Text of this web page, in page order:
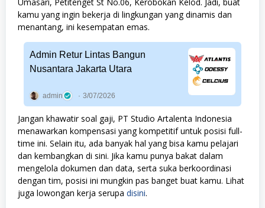
kamu yang ingin bekerja di lingkungan yang dinamis dan
menantang, ini kesempatan emas.
Admin Retur Lintas Bangun
Nusantara Jakarta Utara
admin 3/07/2026
Jangan khawatir soal gaji, PT Studio Artalenta Indonesia
menawarkan kompensasi yang kompetitif untuk posisi full-
time ini. Selain itu, ada banyak hal yang bisa kamu pelajari
dan kembangkan di sini. Jika kamu punya bakat dalam
mengelola dokumen dan data, serta suka berkoordinasi
dengan tim, posisi ini mungkin pas banget buat kamu. Lihat
juga lowongan kerja serupa disini.